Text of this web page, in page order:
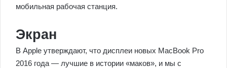
мобильная рабочая станция.
Экран
В Apple утверждают, что дисплеи новых MacBook Pro
2016 года — лучшие в истории «маков», и мы с